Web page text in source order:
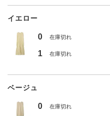
イエロー
0 在庫切れ
1 在庫切れ
ベージュ
0 在庫切れ